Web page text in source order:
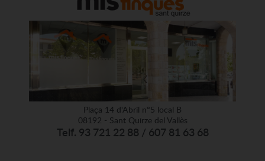
Plaça 14 d'Abril nº5 local B
08192 - Sant Quirze del Vallès
Telf. 93 721 22 88 / 607 81 63 68